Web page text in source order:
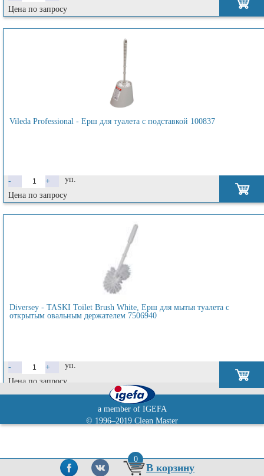
В корзину
0
Цена по запросу
Vileda Professional - Ерш для туалета с подставкой 100837
- +
уп.
Цена по запросу
Diversey - TASKI Toilet Brush White, Ёрш для мытья туалета с
открытым овальным держателем 7506940
- +
уп.
Цена по запросу
a member of IGEFA
© 1996–2019 Clean Master